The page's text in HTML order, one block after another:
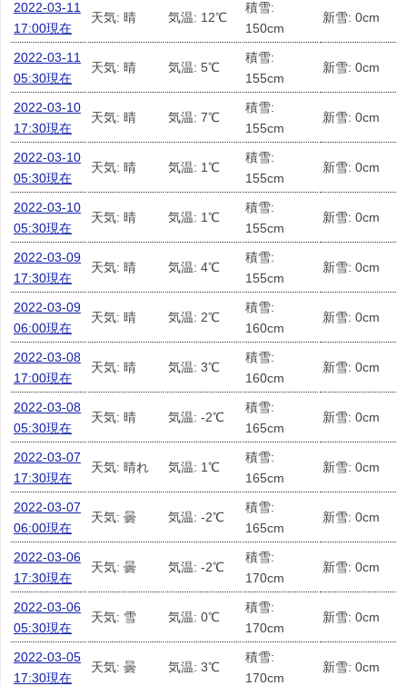
2022-03-11
17:00現在
天気: 晴 気温: 12℃
積雪:
150cm
新雪: 0cm
2022-03-11
05:30現在
天気: 晴 気温: 5℃
積雪:
155cm
新雪: 0cm
2022-03-10
17:30現在
天気: 晴 気温: 7℃
積雪:
155cm
新雪: 0cm
2022-03-10
05:30現在
天気: 晴 気温: 1℃
積雪:
155cm
新雪: 0cm
2022-03-10
05:30現在
天気: 晴 気温: 1℃
積雪:
155cm
新雪: 0cm
2022-03-09
17:30現在
天気: 晴 気温: 4℃
積雪:
155cm
新雪: 0cm
2022-03-09
06:00現在
天気: 晴 気温: 2℃
積雪:
160cm
新雪: 0cm
2022-03-08
17:00現在
天気: 晴 気温: 3℃
積雪:
160cm
新雪: 0cm
2022-03-08
05:30現在
天気: 晴 気温: -2℃
積雪:
165cm
新雪: 0cm
2022-03-07
17:30現在
天気: 晴れ 気温: 1℃
積雪:
165cm
新雪: 0cm
2022-03-07
06:00現在
天気: 曇 気温: -2℃
積雪:
165cm
新雪: 0cm
2022-03-06
17:30現在
天気: 曇 気温: -2℃
積雪:
170cm
新雪: 0cm
2022-03-06
05:30現在
天気: 雪 気温: 0℃
積雪:
170cm
新雪: 0cm
2022-03-05
17:30現在
天気: 曇 気温: 3℃
積雪:
170cm
新雪: 0cm